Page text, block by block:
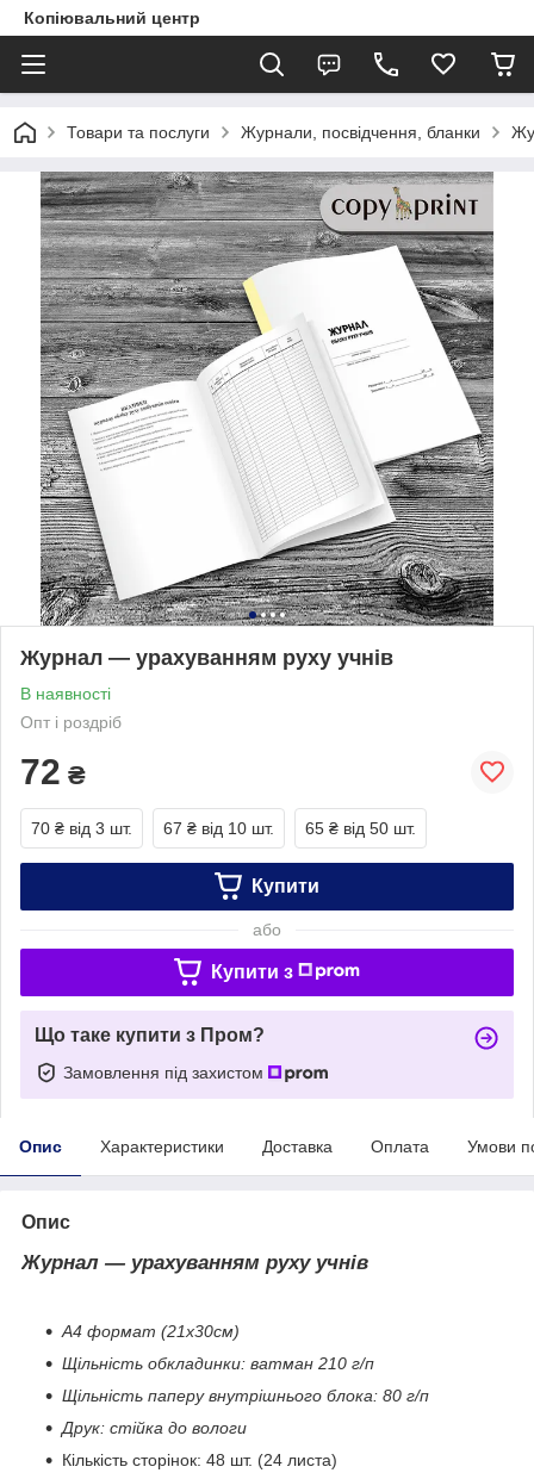
Копіювальний центр
Товари та послуги Журнали, посвідчення, бланки
Журнал — урахуванням руху учнів
В наявності
Опт і роздріб
72 ₴
70 ₴ від 3 шт. 67 ₴ від 10 шт. 65 ₴ від 50 шт.
Купити
або
Купити з
Що таке купити з Пром?
Замовлення під захистом
Опис Характеристики Доставка Оплата Умови
Опис
Журнал — урахуванням руху учнів
А4 формат (21х30см)
Щільність обкладинки: ватман 210 г/п
Щільність паперу внутрішнього блока: 80 г/п
Друк: стійка до вологи
Кількість сторінок: 48 шт. (24 листа)